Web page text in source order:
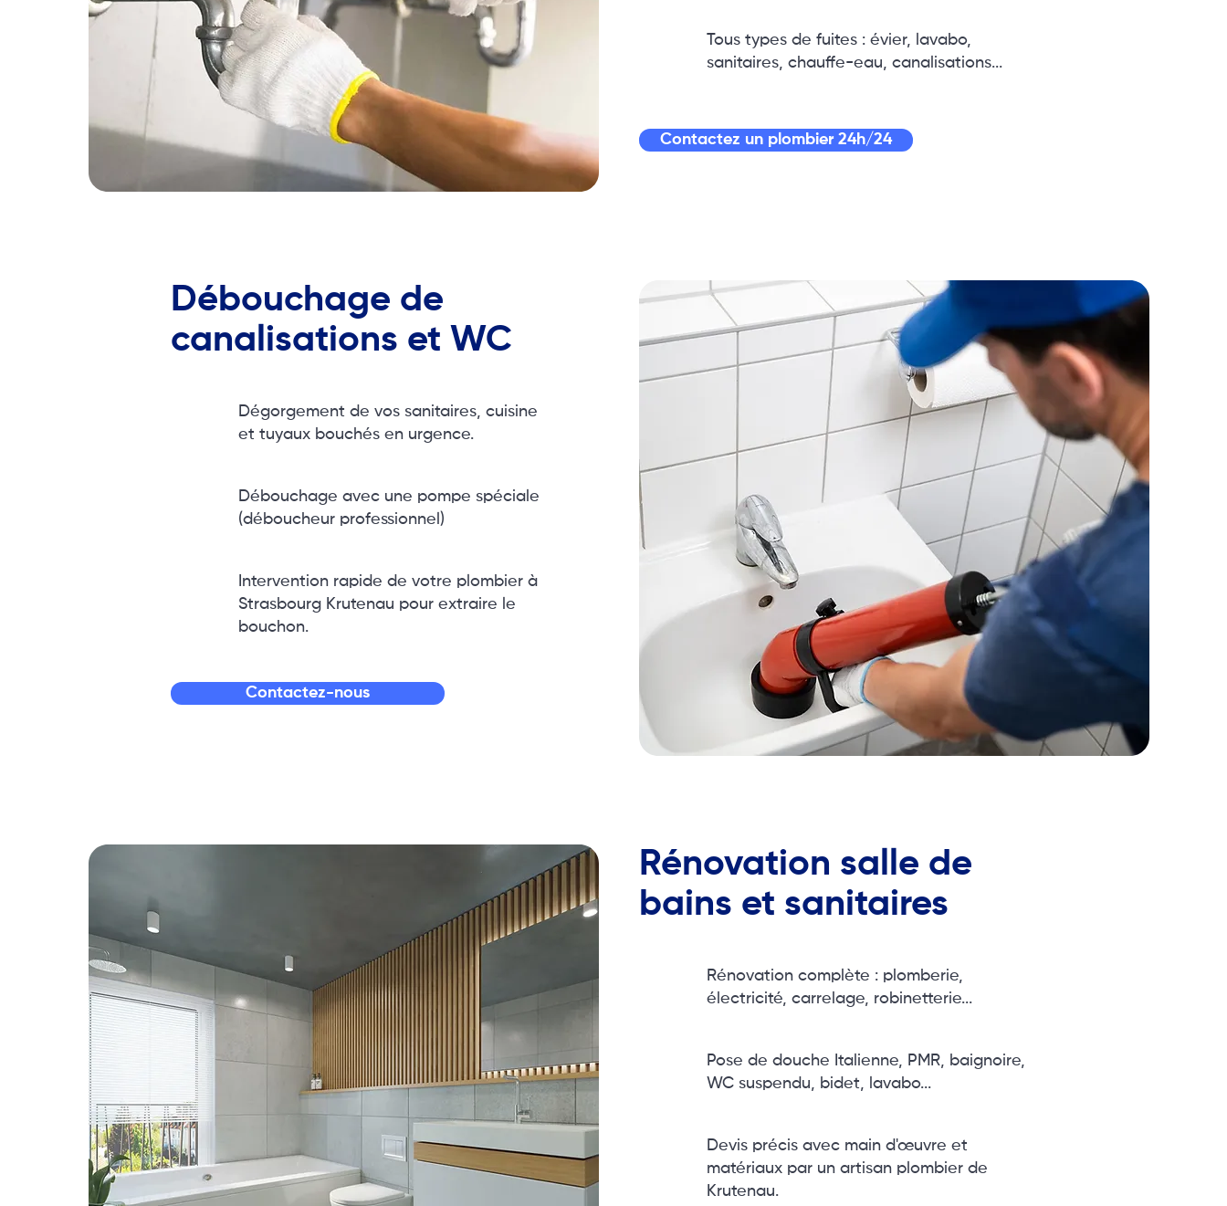
Tous types de fuites : évier, lavabo,
sanitaires, chauffe-eau, canalisations...
Contactez un plombier 24h/24
Débouchage de
canalisations et WC
Dégorgement de vos sanitaires, cuisine
et tuyaux bouchés en urgence.
Débouchage avec une pompe spéciale
(déboucheur professionnel)
Intervention rapide de votre plombier à
Strasbourg Krutenau pour extraire le
bouchon.
Contactez-nous
Rénovation salle de
bains et sanitaires
Rénovation complète : plomberie,
électricité, carrelage, robinetterie...
Pose de douche Italienne, PMR, baignoire,
WC suspendu, bidet, lavabo...
Devis précis avec main d'œuvre et
matériaux par un artisan plombier de
Krutenau.